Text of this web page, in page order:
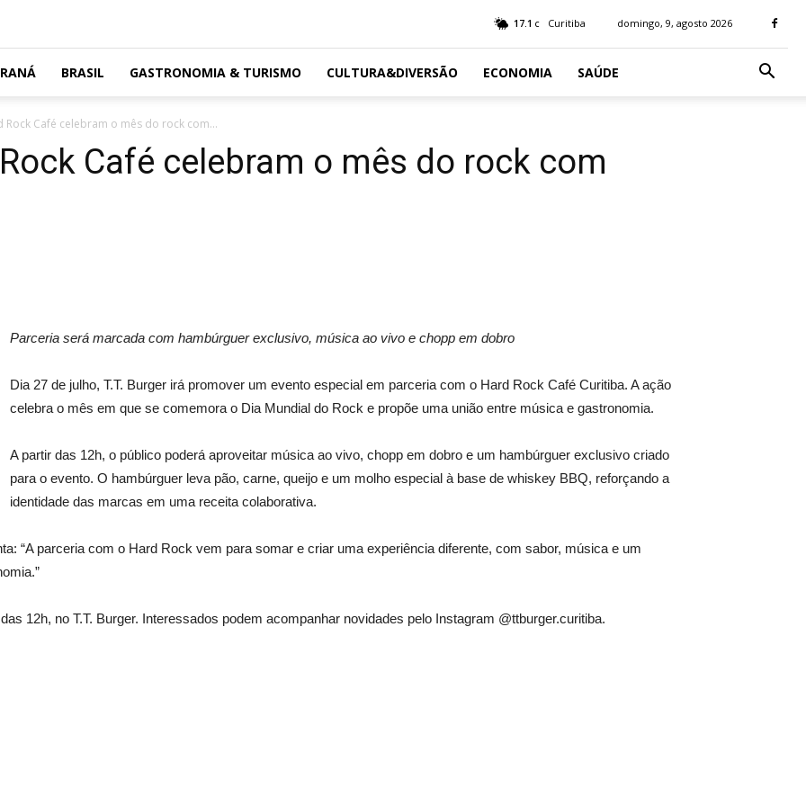
17.1 C Curitiba domingo, 9, agosto 2026
BRASIL GASTRONOMIA & TURISMO CULTURA&DIVERSÃO ECONOMIA SAÚDE
Rock Café celebram o mês do rock com...
Café celebram o mês do rock com
Parceria será marcada com hambúrguer exclusivo, música ao vivo e chopp em dobro
Dia 27 de julho, T.T. Burger irá promover um evento especial em parceria com o Hard Rock Café Curitiba. A ação
celebra o mês em que se comemora o Dia Mundial do Rock e propõe uma união entre música e gastronomia.
A partir das 12h, o público poderá aproveitar música ao vivo, chopp em dobro e um hambúrguer exclusivo criado
para o evento. O hambúrguer leva pão, carne, queijo e um molho especial à base de whiskey BBQ, reforçando a
identidade das marcas em uma receita colaborativa.
“A parceria com o Hard Rock vem para somar e criar uma experiência diferente, com sabor, música e um
12h, no T.T. Burger. Interessados podem acompanhar novidades pelo Instagram @ttburger.curitiba.